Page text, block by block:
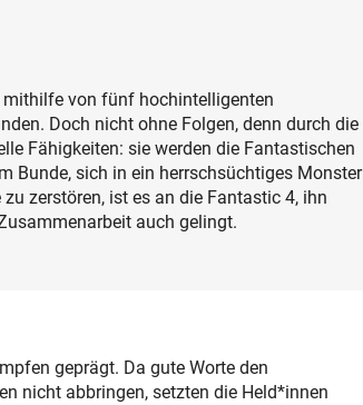
von fünf hochintelligenten
Doch nicht ohne Folgen, denn durch die
Fähigkeiten: sie werden die Fantastischen
Bunde, sich in ein herrschsüchtiges Monster
zerstören, ist es an die Fantastic 4, ihn
auch gelingt.
geprägt. Da gute Worte den
nicht abbringen, setzten die Held*innen